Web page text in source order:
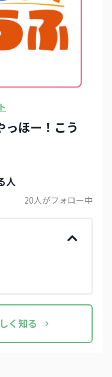
っほー！こう
人
20人がフォロー中
く知る